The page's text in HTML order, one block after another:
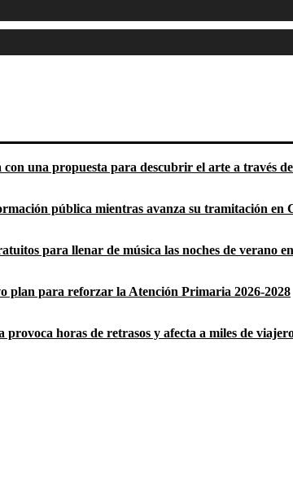
una propuesta para descubrir el arte a través
pública mientras avanza su tramitación en
para llenar de música las noches de verano
plan para reforzar la Atención Primaria 2026-2028
horas de retrasos y afecta a miles de